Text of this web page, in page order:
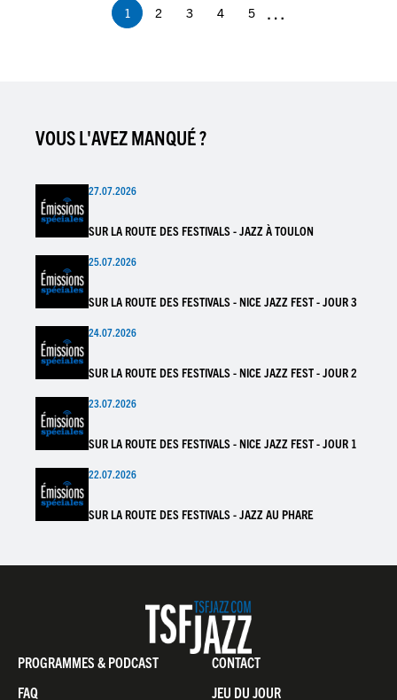
Page
courante
1 Page
2 Page
3 Page
4 Page
5 …
VOUS L'AVEZ MANQUÉ ?
27.07.2026
SUR LA ROUTE DES FESTIVALS - JAZZ À TOULON
25.07.2026
SUR LA ROUTE DES FESTIVALS - NICE JAZZ FEST - JOUR 3
24.07.2026
SUR LA ROUTE DES FESTIVALS - NICE JAZZ FEST - JOUR 2
23.07.2026
SUR LA ROUTE DES FESTIVALS - NICE JAZZ FEST - JOUR 1
22.07.2026
SUR LA ROUTE DES FESTIVALS - JAZZ AU PHARE
Pied
de
PROGRAMMES & PODCAST
CONTACT
FAQ
JEU DU JOUR